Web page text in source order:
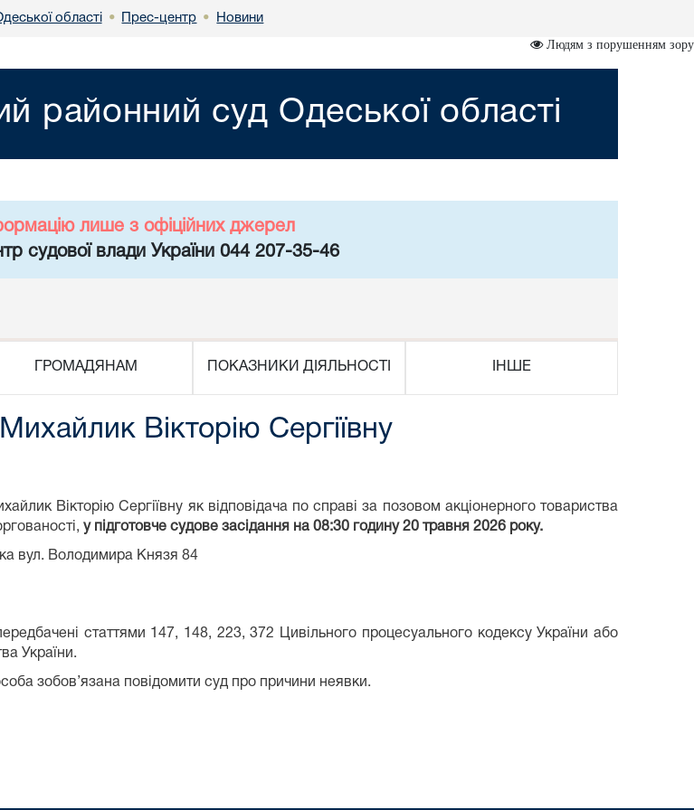
області • Прес-центр • Новини
Людям з порушенням зору
районний суд Одеської області
лише з офіційних джерел
судової влади України 044 207-35-46
ГРОМАДЯНАМ ПОКАЗНИКИ ДІЯЛЬНОСТІ ІНШЕ
Вікторію Сергіївну
Вікторію Сергіївну як відповідача по справі за позовом акціонерного товариства
, у підготовче судове засідання на 08:30 годину 20 травня 2026 року.
вул. Володимира Князя 84
статтями 147, 148, 223, 372 Цивільного процесуального кодексу України або
України.
зобов’язана повідомити суд про причини неявки.